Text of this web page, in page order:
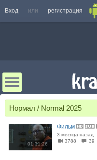
Вход или регистрация
Нормал / Normal 2025
01:31:26
Фильм
3 месяца назад
3788
39